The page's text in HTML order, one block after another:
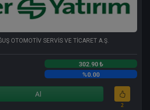
OTOMOTİV SERVİS VE TİCARET A.Ş.
302.90 ₺
%0.00
Al
2